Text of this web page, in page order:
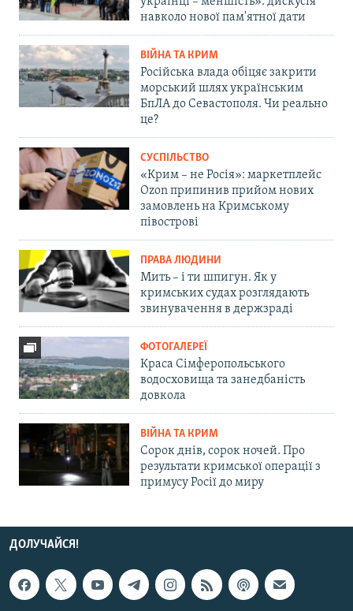
навколо нової пам'ятної дати
ВІЙНА ТА КРИМ
Російська влада обіцяє закрити
морський шлях українським
БпЛА до Севастополя. Чи реально
це?
СУСПІЛЬСТВО
«Крим – не Росія»: маркетплейс
Ozon припинив прийом нових
замовлень на Кримському
півострові
ПРАВА ЛЮДИНИ
Мить – і ти шпигун. Як у
кримських судах розглядають
звинувачення в держзраді
ФОТОГАЛЕРЕЇ
Краса Сімферопольського
водосховища та занедбаність
довкола
ВІЙНА ТА КРИМ
Сорок днів, сорок ночей. Про
результати кримської операції з
примусу Росії до миру
ДОЛУЧАЙСЯ!